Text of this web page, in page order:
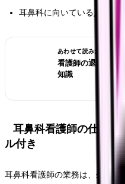
耳鼻科に向いている人の特
あわせて読みたい
看護師の退職交渉
知識
耳鼻科看護師の仕事内
ル付き
耳鼻科看護師の業務は、 外来の